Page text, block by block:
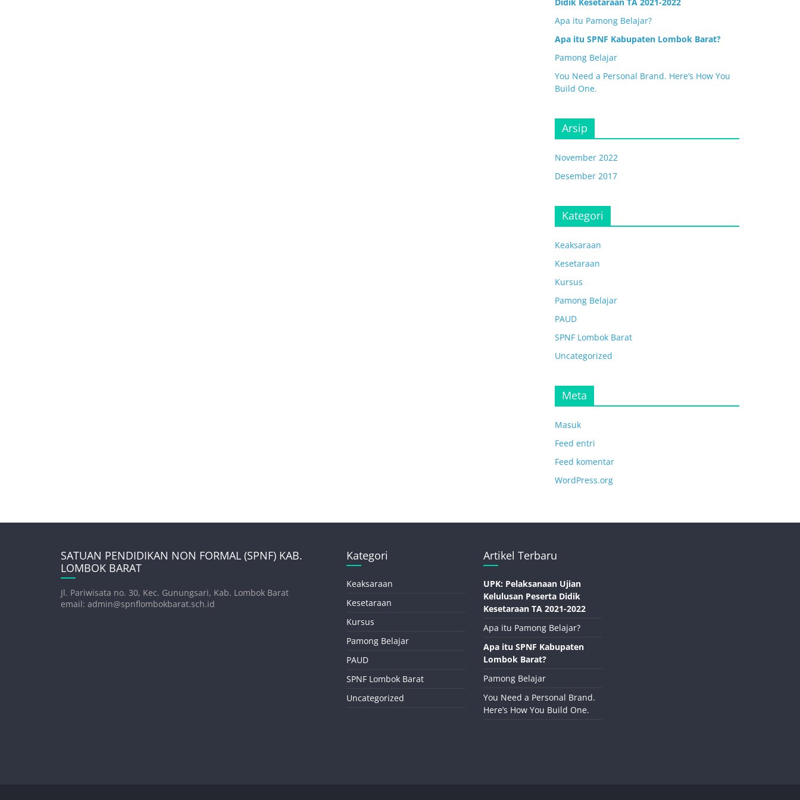
Apa itu Pamong Belajar?
Apa itu SPNF Kabupaten Lombok Barat?
Pamong Belajar
You Need a Personal Brand. Here’s How You
Build One.
Arsip
November 2022
Desember 2017
Kategori
Keaksaraan
Kesetaraan
Kursus
Pamong Belajar
PAUD
SPNF Lombok Barat
Uncategorized
Meta
Masuk
Feed entri
Feed komentar
WordPress.org
SATUAN PENDIDIKAN NON FORMAL (SPNF) KAB.
LOMBOK BARAT
Jl. Pariwisata no. 30, Kec. Gunungsari, Kab. Lombok Barat
email: admin@spnflombokbarat.sch.id
Kategori
Keaksaraan
Kesetaraan
Kursus
Pamong Belajar
PAUD
SPNF Lombok Barat
Uncategorized
Artikel Terbaru
UPK: Pelaksanaan Ujian
Kelulusan Peserta Didik
Kesetaraan TA 2021-2022
Apa itu Pamong Belajar?
Apa itu SPNF Kabupaten
Lombok Barat?
Pamong Belajar
You Need a Personal Brand.
Here’s How You Build One.